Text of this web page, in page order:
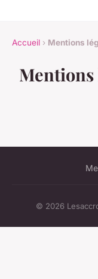
Accueil › Mentions
Mentions
© 2026